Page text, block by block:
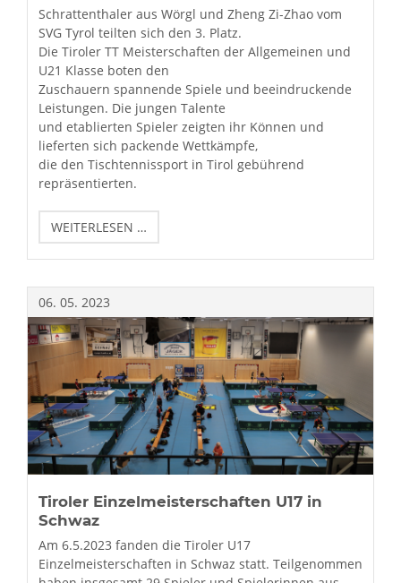
Schrattenthaler aus Wörgl und Zheng Zi-Zhao vom
SVG Tyrol teilten sich den 3. Platz.
Die Tiroler TT Meisterschaften der Allgemeinen und
U21 Klasse boten den
Zuschauern spannende Spiele und beeindruckende
Leistungen. Die jungen Talente
und etablierten Spieler zeigten ihr Können und
lieferten sich packende Wettkämpfe,
die den Tischtennissport in Tirol gebührend
repräsentierten.
WEITERLESEN …
EINZELMEISTERSCHAFTEN
ALLGEMEINE
KLASSE
U21
06. 05. 2023
Tiroler Einzelmeisterschaften U17 in
Schwaz
Am 6.5.2023 fanden die Tiroler U17
Einzelmeisterschaften in Schwaz statt. Teilgenommen